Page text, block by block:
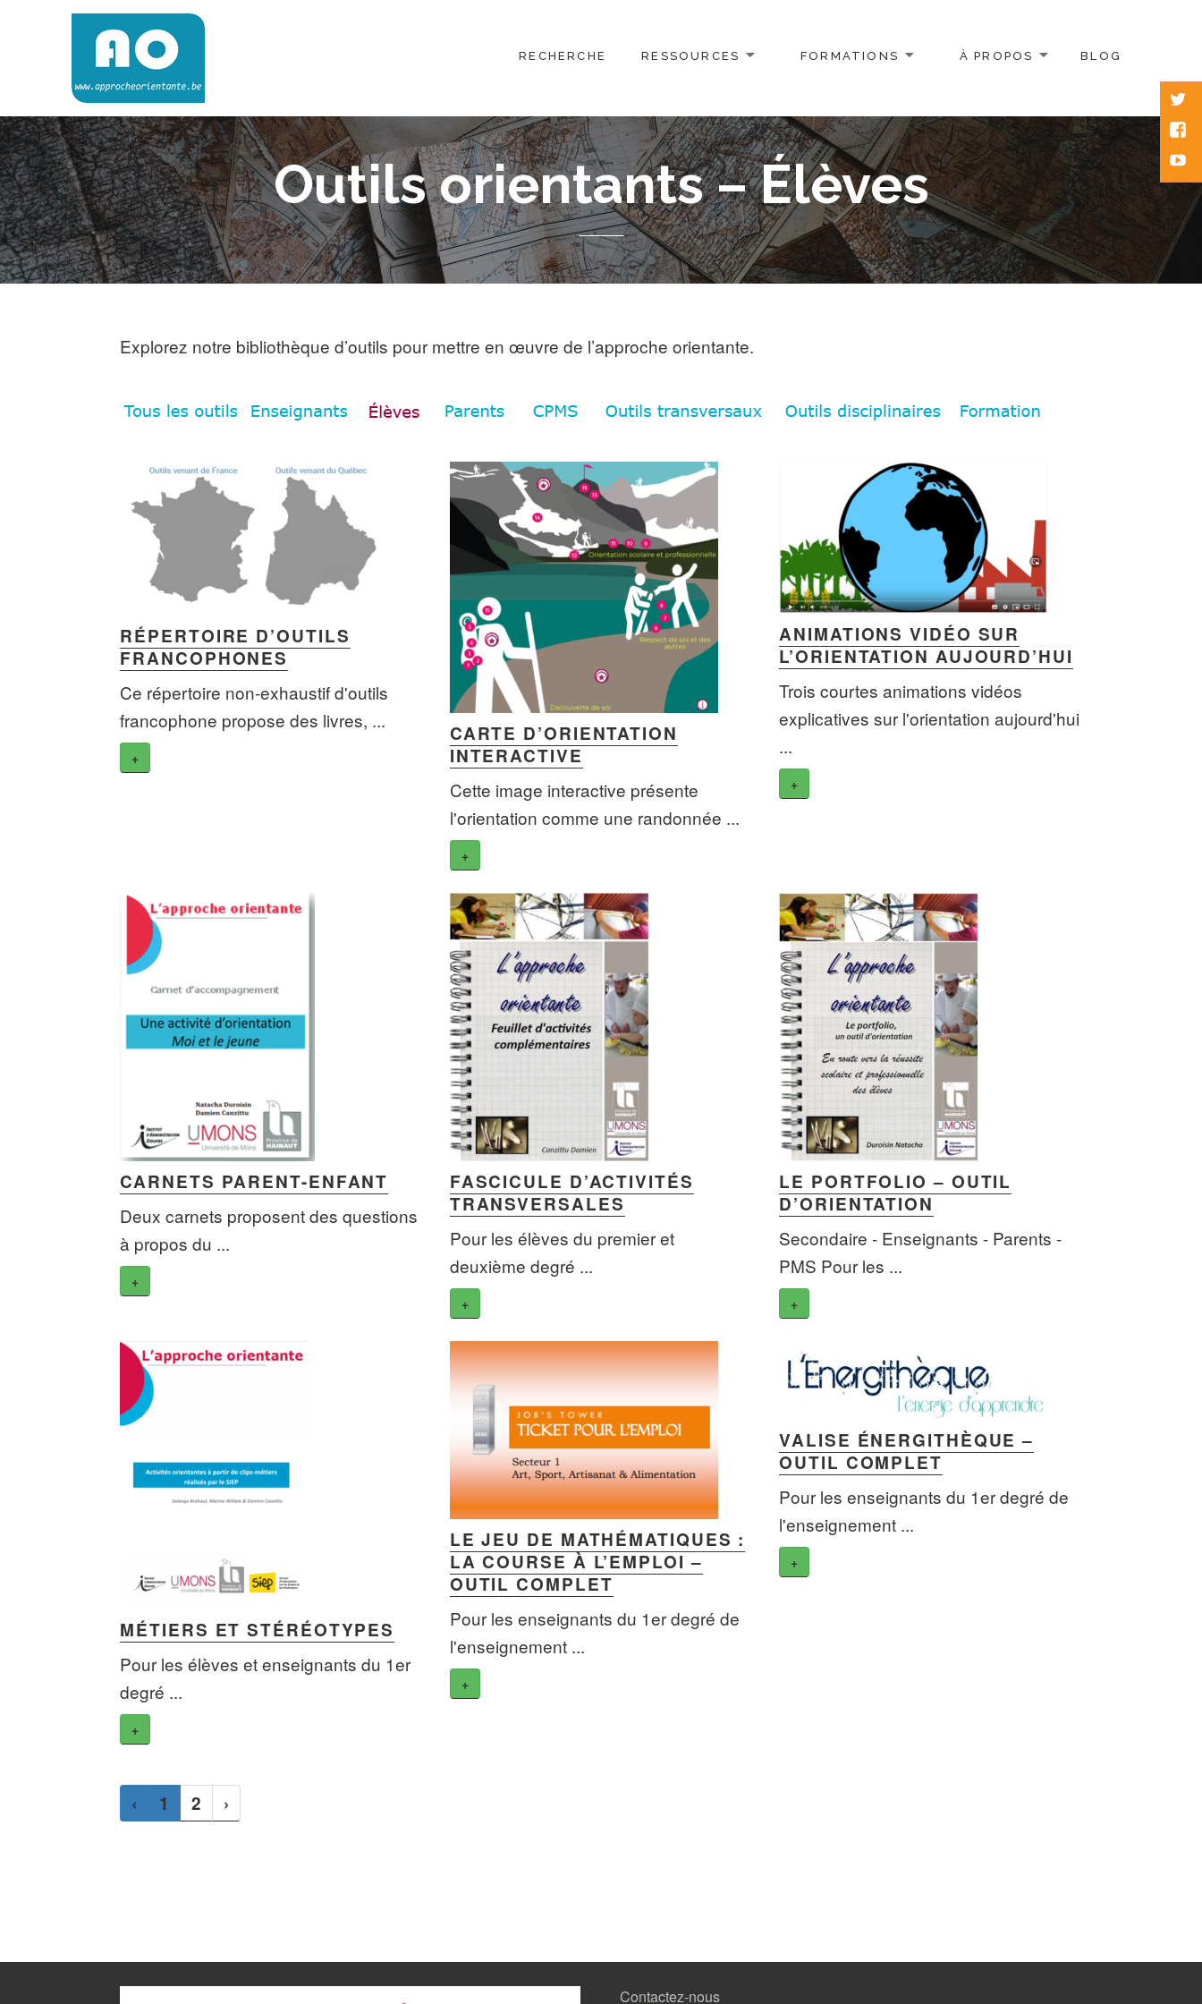
Approche Orientante
VERS UNE ÉCOLE RÉELLEMENT ORIENTANTE
RECHERCHE RESSOURCES FORMATIONS À PROPOS BLOG
Outils orientants – Élèves
Explorez notre bibliothèque d’outils pour mettre en œuvre de l’approche orientante.
RÉPERTOIRE D’OUTILS
FRANCOPHONES
Ce répertoire non-exhaustif d'outils
francophone propose des livres, ...
+
CARTE D’ORIENTATION
INTERACTIVE
Cette image interactive présente
l'orientation comme une randonnée ...
+
ANIMATIONS VIDÉO SUR
L’ORIENTATION AUJOURD’HUI
Trois courtes animations vidéos
explicatives sur l'orientation aujourd'hui
...
+
CARNETS PARENT-ENFANT
Deux carnets proposent des questions
à propos du ...
+
FASCICULE D’ACTIVITÉS
TRANSVERSALES
Pour les élèves du premier et
deuxième degré ...
+
LE PORTFOLIO – OUTIL
D’ORIENTATION
Secondaire - Enseignants - Parents -
PMS Pour les ...
+
MÉTIERS ET STÉRÉOTYPES
Pour les élèves et enseignants du 1er
degré ...
+
LE JEU DE MATHÉMATIQUES :
LA COURSE À L’EMPLOI –
OUTIL COMPLET
Pour les enseignants du 1er degré de
l'enseignement ...
+
VALISE ÉNERGITHÈQUE –
OUTIL COMPLET
Pour les enseignants du 1er degré de
l'enseignement ...
+
‹ 1 2 ›
Contactez-nous